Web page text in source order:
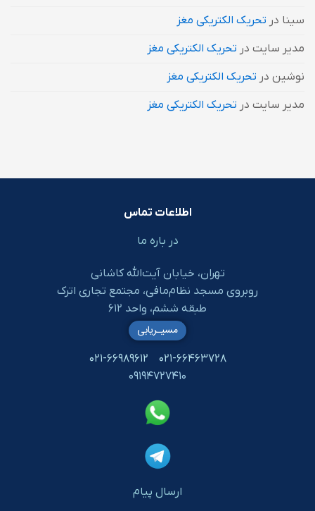
سینا در تحریک الکتریکی مغز
مدیر سایت در تحریک الکتریکی مغز
نوشین در تحریک الکتریکی مغز
مدیر سایت در تحریک الکتریکی مغز
اطلاعات تماس
در باره ما
تهران، خیابان آیت‌الله کاشانی
روبروی مسجد نظام‌مافی، مجتمع تجاری اترک
طبقه ششم، واحد ۶۱۲
۰۲۱-۶۶۴۶۳۷۲۸
۰۲۱-۶۶۹۸۹۶۱۲
۰۹۱۹۴۷۲۷۴۱۰
ارسال پیام
مسیـریابی